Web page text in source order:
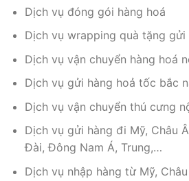
Dịch vụ đóng gói hàng hoá
Dịch vụ wrapping quà tặng
Dịch vụ vận chuyển hàng hoá
Dịch vụ gửi hàng hoả tốc bắc
Dịch vụ vận chuyển thú cưng
Dịch vụ gửi hàng đi Mỹ, Châu
Đài, Đông Nam Á, Trung,…
Dịch vụ nhập hàng từ Mỹ,